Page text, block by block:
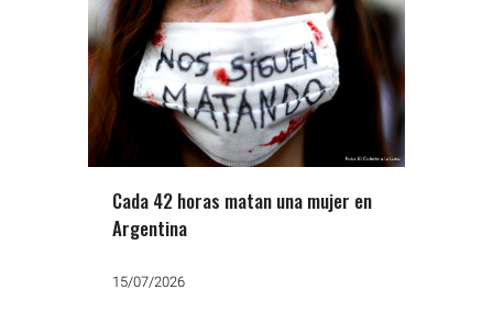
Cada 42 horas matan una mujer en
Argentina
15/07/2026